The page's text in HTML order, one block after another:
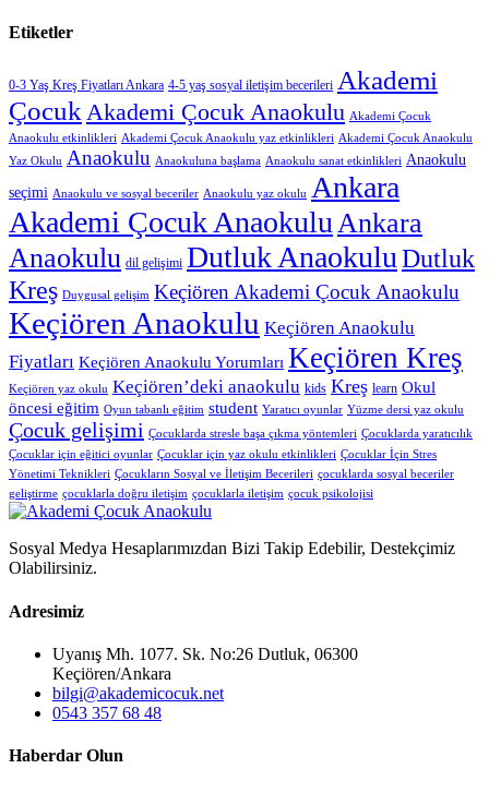
Etiketler
0-3 Yaş Kreş Fiyatları Ankara 4-5 yaş sosyal iletişim becerileri Akademi
ÇocukAkademi Çocuk Anaokulu Akademi Çocuk
Anaokulu etkinlikleri Akademi Çocuk Anaokulu yaz etkinlikleri Akademi Çocuk Anaokulu
Yaz Okulu Anaokulu Anaokuluna başlama Anaokulu sanat etkinlikleri Anaokulu
seçimi Anaokulu ve sosyal beceriler Anaokulu yaz okulu Ankara
Akademi Çocuk AnaokuluAnkara
Anaokulu dil gelişimi Dutluk AnaokuluDutluk
Kreş Duygusal gelişim Keçiören Akademi Çocuk Anaokulu
Keçiören Anaokulu Keçiören Anaokulu
Fiyatları Keçiören Anaokulu Yorumları Keçiören Kreş
Keçiören yaz okulu Keçiören’deki anaokulu kids Kreş learn Okul
öncesi eğitim Oyun tabanlı eğitim student Yaratıcı oyunlar Yüzme dersi yaz okulu
Çocuk gelişimi Çocuklarda stresle başa çıkma yöntemleri Çocuklarda yaratıcılık
Çocuklar için eğitici oyunlar Çocuklar için yaz okulu etkinlikleri Çocuklar İçin Stres
Yönetimi Teknikleri Çocukların Sosyal ve İletişim Becerileri çocuklarda sosyal beceriler
geliştirme çocuklarla doğru iletişim çocuklarla iletişim çocuk psikolojisi
Sosyal Medya Hesaplarımızdan Bizi Takip Edebilir, Destekçimiz
Olabilirsiniz.
Adresimiz
Uyanış Mh. 1077. Sk. No:26 Dutluk, 06300
Keçiören/Ankara
bilgi@akademicocuk.net
0543 357 68 48
Haberdar Olun